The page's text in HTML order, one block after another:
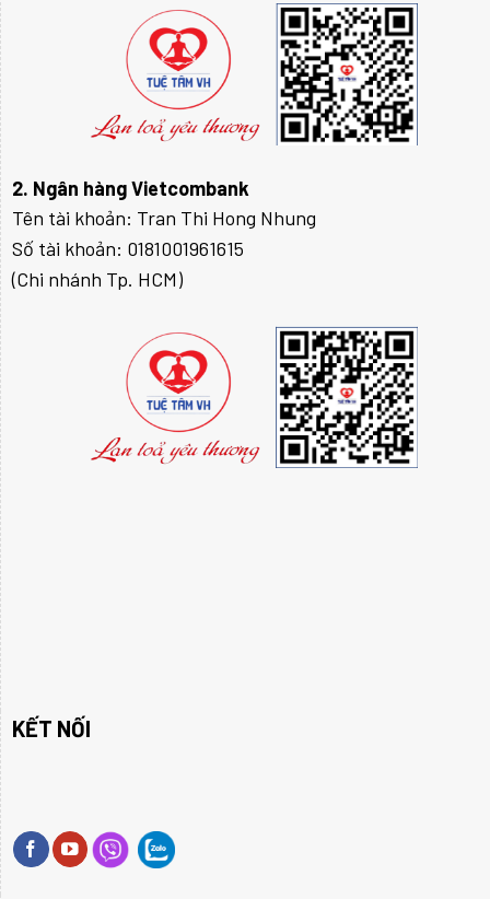
2. Ngân hàng Vietcombank
Tên tài khoản: Tran Thi Hong Nhung
Số tài khoản: 0181001961615
(Chi nhánh Tp. HCM)
KẾT NỐI